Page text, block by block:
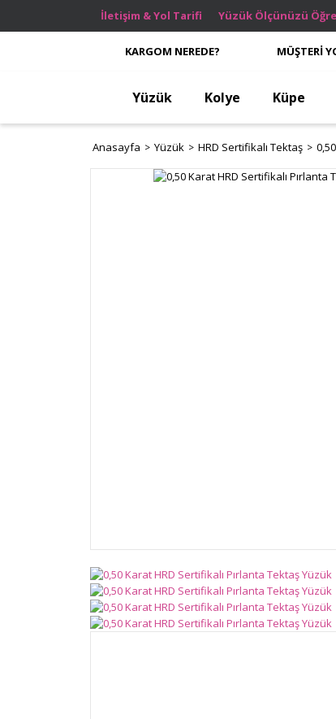
İletişim & Yol Tarifi Yüzük Ölçünüzü
KARGOM NEREDE? MÜŞTERİ
Yüzük Kolye Küpe
Anasayfa Yüzük HRD Sertifikalı Tektaş